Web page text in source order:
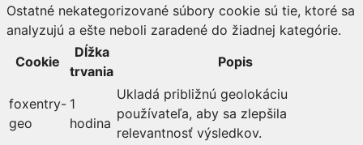
Ostatné nekategorizované súbory cookie sú tie, ktoré sa
analyzujú a ešte neboli zaradené do žiadnej kategórie.
Cookie
Dĺžka
trvania
Popis
foxentry-
geo
1
hodina
Ukladá približnú geolokáciu
používateľa, aby sa zlepšila
relevantnosť výsledkov.